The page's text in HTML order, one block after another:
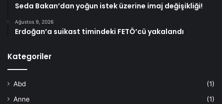
Seda Bakan’dan yoğun istek üzerine imaj değişikliği!
Ağustos 9, 2026
Erdoğan’a suikast timindeki FETÖ’cü yakalandı
Kategoriler
Abd
(1)
Anne
(1)